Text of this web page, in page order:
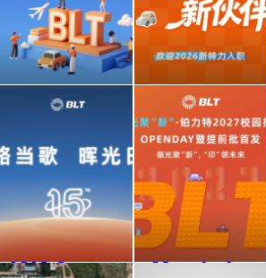
你
好，
新伙
2026
届新
特力